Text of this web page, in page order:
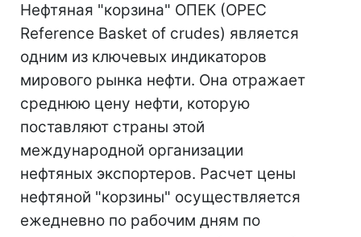
Нефтяная "корзина" ОПЕК (OPEC
Reference Basket of crudes) является
одним из ключевых индикаторов
мирового рынка нефти. Она отражает
среднюю цену нефти, которую
поставляют страны этой
международной организации
нефтяных экспортеров. Расчет цены
нефтяной "корзины" осуществляется
ежедневно по рабочим дням по